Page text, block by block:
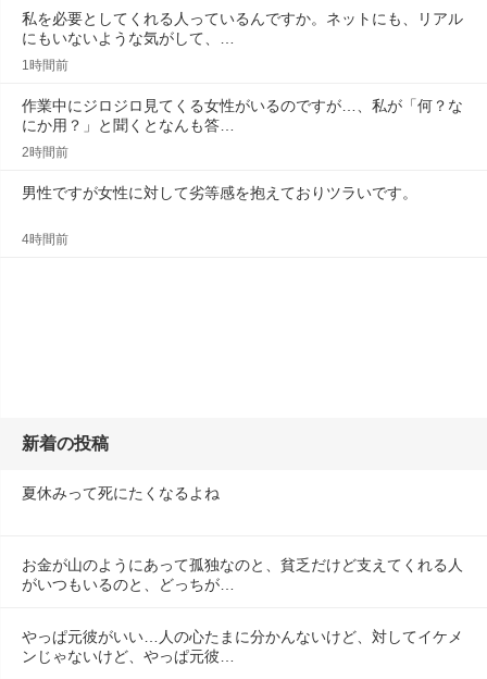
私を必要としてくれる人っているんですか。ネットにも、リアル
にもいないような気がして、…
1時間前
作業中にジロジロ見てくる女性がいるのですが…、私が「何？な
にか用？」と聞くとなんも答…
2時間前
男性ですが女性に対して劣等感を抱えておりツラいです。
4時間前
新着の投稿
夏休みって死にたくなるよね
お金が山のようにあって孤独なのと、貧乏だけど支えてくれる人
がいつもいるのと、どっちが…
やっぱ元彼がいい…人の心たまに分かんないけど、対してイケメ
ンじゃないけど、やっぱ元彼…